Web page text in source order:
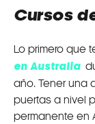
Cursos
Lo primero que
en Australia
año. Tener una
puertas a nivel
permanente en